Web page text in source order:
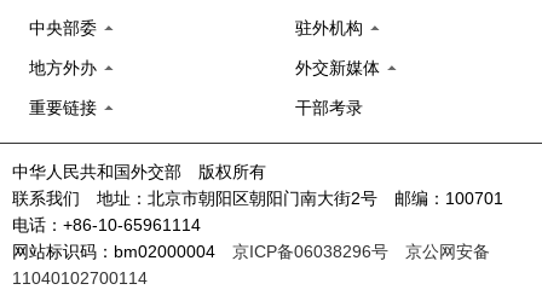
中央部委 驻外机构
地方外办 外交新媒体
重要链接 干部考录
中华人民共和国外交部 版权所有
联系我们 地址：北京市朝阳区朝阳门南大街2号 邮编：100701
电话：+86-10-65961114
网站标识码：bm02000004 京ICP备06038296号
京公网安备
11040102700114